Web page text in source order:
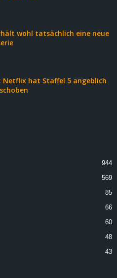
wohl tatsächlich eine neue
Netflix hat Staffel 5 angeblich
944
569
85
66
60
48
43